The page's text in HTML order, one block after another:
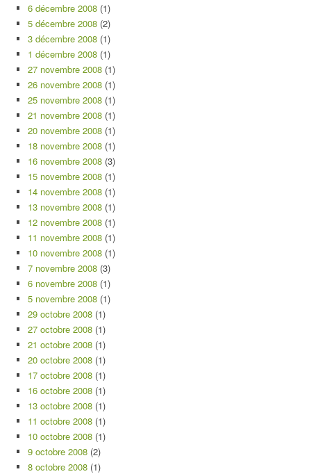
6 décembre 2008 (1)
5 décembre 2008 (2)
3 décembre 2008 (1)
1 décembre 2008 (1)
27 novembre 2008 (1)
26 novembre 2008 (1)
25 novembre 2008 (1)
21 novembre 2008 (1)
20 novembre 2008 (1)
18 novembre 2008 (1)
16 novembre 2008 (3)
15 novembre 2008 (1)
14 novembre 2008 (1)
13 novembre 2008 (1)
12 novembre 2008 (1)
11 novembre 2008 (1)
10 novembre 2008 (1)
7 novembre 2008 (3)
6 novembre 2008 (1)
5 novembre 2008 (1)
29 octobre 2008 (1)
27 octobre 2008 (1)
21 octobre 2008 (1)
20 octobre 2008 (1)
17 octobre 2008 (1)
16 octobre 2008 (1)
13 octobre 2008 (1)
11 octobre 2008 (1)
10 octobre 2008 (1)
9 octobre 2008 (2)
8 octobre 2008 (1)